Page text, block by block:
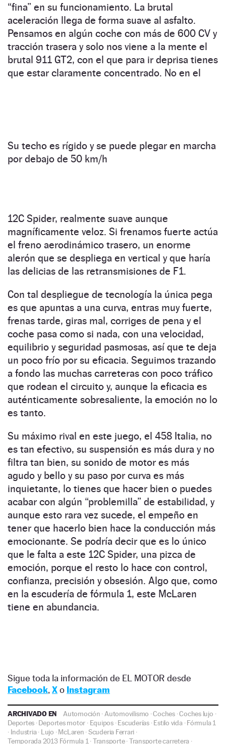
“fina” en su funcionamiento. La brutal
aceleración llega de forma suave al asfalto.
Pensamos en algún coche con más de 600 CV y
tracción trasera y solo nos viene a la mente el
brutal 911 GT2, con el que para ir deprisa tienes
que estar claramente concentrado. No en el
Su techo es rígido y se puede plegar en marcha
por debajo de 50 km/h
12C Spider, realmente suave aunque
magníficamente veloz. Si frenamos fuerte actúa
el freno aerodinámico trasero, un enorme
alerón que se despliega en vertical y que haría
las delicias de las retransmisiones de F1.
Con tal despliegue de tecnología la única pega
es que apuntas a una curva, entras muy fuerte,
frenas tarde, giras mal, corriges de pena y el
coche pasa como si nada, con una velocidad,
equilibrio y seguridad pasmosas, así que te deja
un poco frío por su eficacia. Seguimos trazando
a fondo las muchas carreteras con poco tráfico
que rodean el circuito y, aunque la eficacia es
auténticamente sobresaliente, la emoción no lo
es tanto.
Su máximo rival en este juego, el 458 Italia, no
es tan efectivo, su suspensión es más dura y no
filtra tan bien, su sonido de motor es más
agudo y bello y su paso por curva es más
inquietante, lo tienes que hacer bien o puedes
acabar con algún “problemilla” de estabilidad, y
aunque esto rara vez sucede, el empeño en
tener que hacerlo bien hace la conducción más
emocionante. Se podría decir que es lo único
que le falta a este 12C Spider, una pizca de
emoción, porque el resto lo hace con control,
confianza, precisión y obsesión. Algo que, como
en la escudería de fórmula 1, este McLaren
tiene en abundancia.
Sigue toda la información de EL MOTOR desde
Facebook, Xo Instagram
ARCHIVADO EN Automoción · Automovilismo ·Coches·Coches lujo ·
Deportes ·Deportes motor · Equipos·Escuderías·Estilo vida·Fórmula 1
· Industria· Lujo ·McLaren ·Scuderia Ferrari ·
Temporada 2013 Fórmula 1 ·Transporte·Transporte carretera ·